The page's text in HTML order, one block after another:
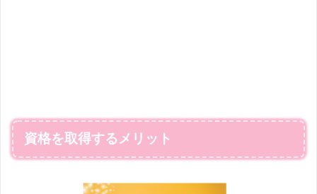
資格を取得するメリット